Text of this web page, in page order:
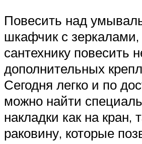
Повесить над
шкафчик с
сантехнику повесить
дополнительных
Сегодня легко и по
можно найти
накладки как на кран,
раковину, которые